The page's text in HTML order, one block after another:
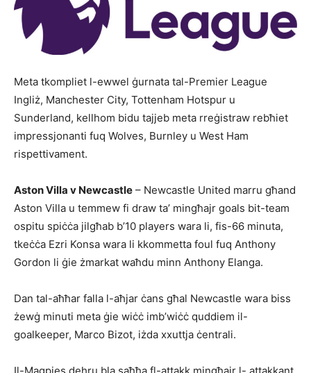
Meta tkompliet l-ewwel ġurnata tal-Premier League
Ingliż, Manchester City, Tottenham Hotspur u
Sunderland, kellhom bidu tajjeb meta rreġistraw reb­ħiet
impressjonanti fuq Wolves, Burnley u West Ham
rispettivament.
Aston Villa v Newcastle – Newcastle United marru għand
Aston Villa u temmew fi draw ta’ mingħajr goals bit-team
ospitu spiċċa jilgħab b’10 players wara li, fis-66 minuta,
tkeċċa Ezri Konsa wara li kkommetta foul fuq Anthony
Gordon li ġie żmarkat waħdu minn Anthony Elanga.
Dan tal-aħħar falla l-aħjar ċans għal Newcastle wara biss
żewġ minuti meta ġie wiċċ imb’wiċċ quddiem il-
goalkeeper, Marco Bizot, iżda xxuttja ċentrali.